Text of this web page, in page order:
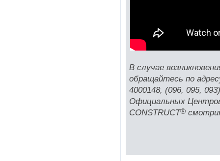
В случае
обращайтесь по
4000148, (096, 095,
Официальных
CONSTRUCT®